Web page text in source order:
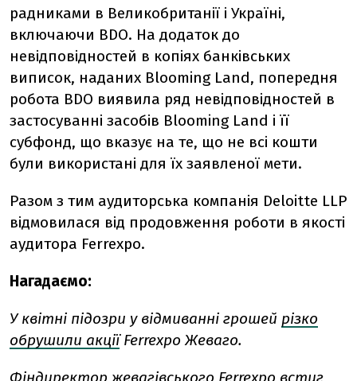
радниками в Великобританії і Україні,
включаючи BDO. На додаток до
невідповідностей в копіях банківських
виписок, наданих Blooming Land, попередня
робота BDO виявила ряд невідповідностей в
застосуванні засобів Blooming Land і її
субфонд, що вказує на те, що не всі кошти
були використані для їх заявленої мети.
Разом з тим аудиторська компанія Deloitte LLP
відмовилася від продовження роботи в якості
аудитора Ferrexpo.
Нагадаємо:
У квітні підозри у відмиванні грошей різко
обрушили акціїFerrexpo Жеваго.